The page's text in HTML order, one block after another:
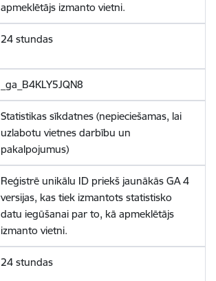
apmeklētājs izmanto vietni.
24 stundas
_ga_B4KLY5JQN8
Statistikas sīkdatnes (nepieciešamas, lai
uzlabotu vietnes darbību un
pakalpojumus)
Reģistrē unikālu ID priekš jaunākās GA 4
versijas, kas tiek izmantots statistisko
datu iegūšanai par to, kā apmeklētājs
izmanto vietni.
24 stundas